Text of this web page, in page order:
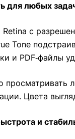
для любых
с
Tone
и PDF‑файлы
Цвета
и